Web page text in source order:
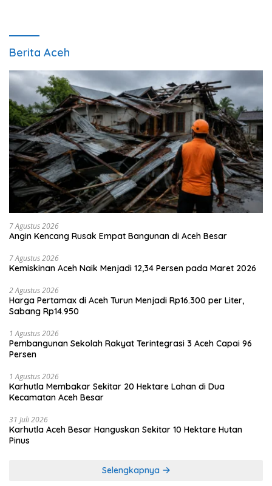
Berita Aceh
7 Agustus 2026
Angin Kencang Rusak Empat Bangunan di Aceh Besar
7 Agustus 2026
Kemiskinan Aceh Naik Menjadi 12,34 Persen pada Maret 2026
2 Agustus 2026
Harga Pertamax di Aceh Turun Menjadi Rp16.300 per Liter,
Sabang Rp14.950
1 Agustus 2026
Pembangunan Sekolah Rakyat Terintegrasi 3 Aceh Capai 96
Persen
1 Agustus 2026
Karhutla Membakar Sekitar 20 Hektare Lahan di Dua
Kecamatan Aceh Besar
31 Juli 2026
Karhutla Aceh Besar Hanguskan Sekitar 10 Hektare Hutan
Pinus
Selengkapnya